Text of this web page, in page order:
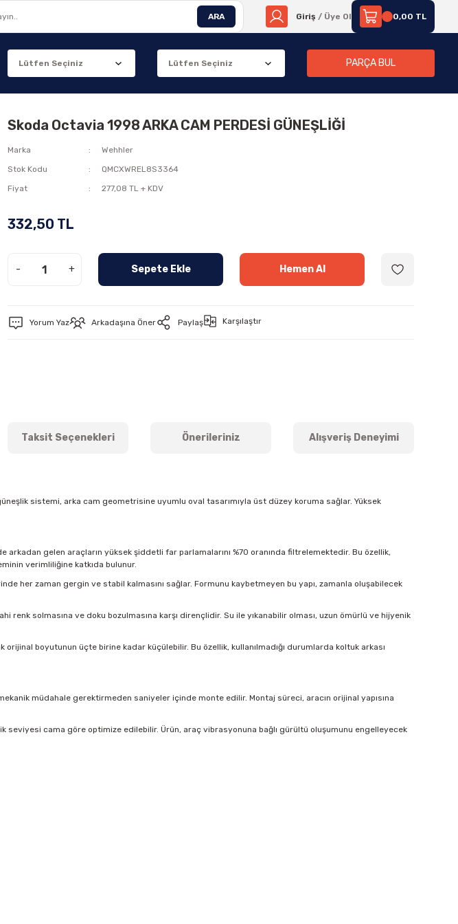
ARA Giriş / Üye Ol 0,00 TL
PARÇA BUL
Skoda Octavia 1998 ARKA CAM PERDESİ GÜNEŞLİĞİ
Marka
Wehhler
Stok Kodu
QMCXWREL8S3364
Fiyat
277,08 TL + KDV
332,50 TL
- + Sepete Ekle Hemen Al
Yorum Yaz Arkadaşına Öner Paylaş Karşılaştır
Taksit Seçenekleri Önerileriniz Alışveriş Deneyimi
sistemi, arka cam geometrisine uyumlu oval tasarımıyla üst düzey koruma sağlar. Yüksek
arkadan gelen araçların yüksek şiddetli far parlamalarını %70 oranında filtrelemektedir. Bu özellik,
verimliliğine katkıda bulunur.
her zaman gergin ve stabil kalmasını sağlar. Formunu kaybetmeyen bu yapı, zamanla oluşabilecek
renk solmasına ve doku bozulmasına karşı dirençlidir. Su ile yıkanabilir olması, uzun ömürlü ve hijyenik
boyutunun üçte birine kadar küçülebilir. Bu özellik, kullanılmadığı durumlarda koltuk arkası
müdahale gerektirmeden saniyeler içinde monte edilir. Montaj süreci, aracın orijinal yapısına
cama göre optimize edilebilir. Ürün, araç vibrasyonuna bağlı gürültü oluşumunu engelleyecek